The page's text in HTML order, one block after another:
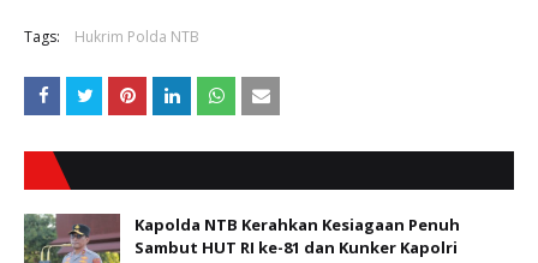
Tags: Hukrim Polda NTB
Kapolda NTB Kerahkan Kesiagaan Penuh
Sambut HUT RI ke-81 dan Kunker Kapolri